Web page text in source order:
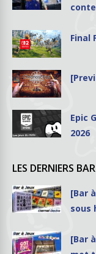
Final
Epic
2026
LES DERNIERS
[Bar
sous
[Bar